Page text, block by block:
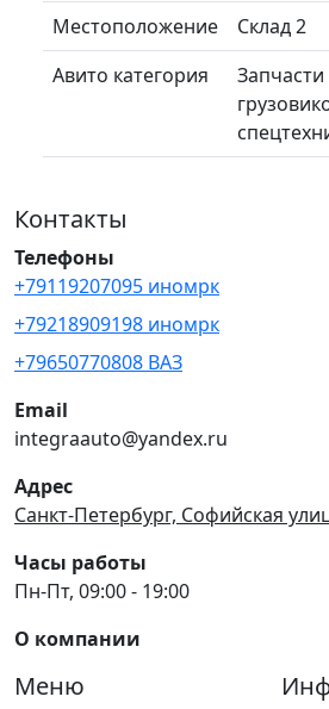
Местоположение
Склад 2
Авито категория
Контакты
Телефоны
+79119207095 иномрк
+79218909198 иномрк
+79650770808 ВАЗ
Email
integraauto@yandex.ru
Адрес
Санкт-Петербург, Софийская
Часы работы
Пн-Пт, 09:00 - 19:00
О компании
Меню